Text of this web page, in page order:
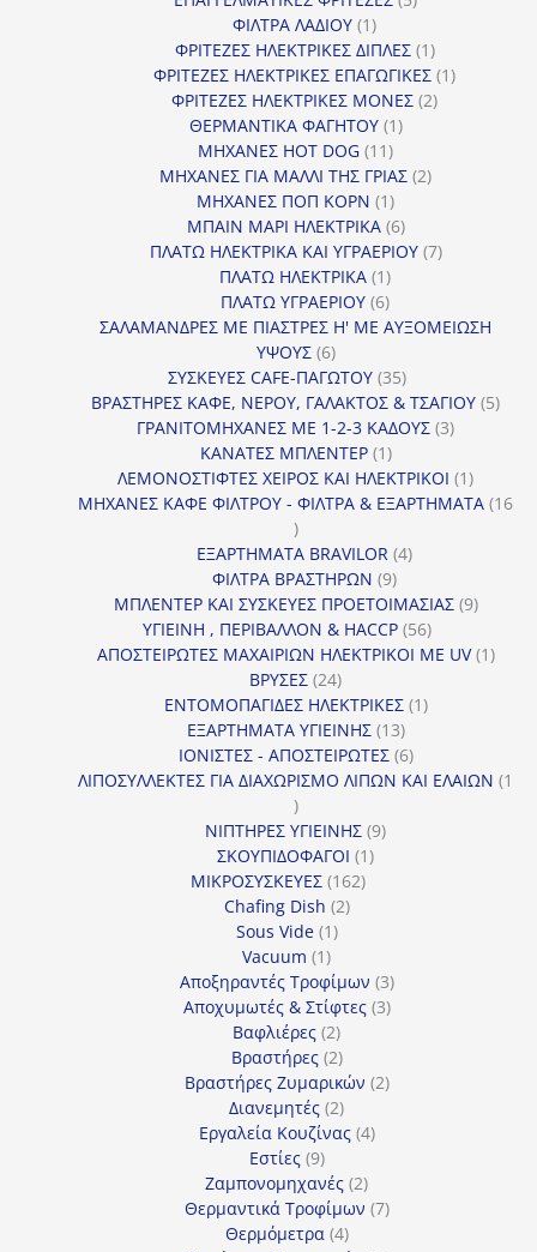
ΦΙΛΤΡΑ ΛΑΔΙΟΥ 11
προϊόν
ΦΡΙΤΕΖΕΣ ΗΛΕΚΤΡΙΚΕΣ ΔΙΠΛΕΣ 11
προϊόν
ΦΡΙΤΕΖΕΣ ΗΛΕΚΤΡΙΚΕΣ ΕΠΑΓΩΓΙΚΕΣ 11
ΦΡΙΤΕΖΕΣ ΗΛΕΚΤΡΙΚΕΣ ΜΟΝΕΣ 22
ΘΕΡΜΑΝΤΙΚΑ ΦΑΓΗΤΟΥ 11
ΜΗΧΑΝΕΣ HOT DOG 1111
προϊόντα
ΜΗΧΑΝΕΣ ΓΙΑ ΜΑΛΛΙ ΤΗΣ ΓΡΙΑΣ 22
ΜΗΧΑΝΕΣ ΠΟΠ ΚΟΡΝ 11
προϊόν
ΜΠΑΙΝ ΜΑΡΙ ΗΛΕΚΤΡΙΚΑ 66
προϊόντα
ΠΛΑΤΩ ΗΛΕΚΤΡΙΚΑ ΚΑΙ ΥΓΡΑΕΡΙΟΥ 77
ΠΛΑΤΩ ΗΛΕΚΤΡΙΚΑ 11
προϊόν
ΠΛΑΤΩ ΥΓΡΑΕΡΙΟΥ 66
προϊόντα
ΣΑΛΑΜΑΝΔΡΕΣ ΜΕ ΠΙΑΣΤΡΕΣ Η' ΜΕ ΑΥΞΟΜΕΙΩΣΗ
ΥΨΟΥΣ 66
προϊόντα
ΣΥΣΚΕΥΕΣ CAFE-ΠΑΓΩΤΟΥ 3535
προϊόντα
ΒΡΑΣΤΗΡΕΣ ΚΑΦΕ, ΝΕΡΟΥ, ΓΑΛΑΚΤΟΣ & ΤΣΑΓΙΟΥ 55
ΓΡΑΝΙΤΟΜΗΧΑΝΕΣ ΜΕ 1-2-3 ΚΑΔΟΥΣ 33
ΚΑΝΑΤΕΣ ΜΠΛΕΝΤΕΡ 11
προϊόν
ΛΕΜΟΝΟΣΤΙΦΤΕΣ ΧΕΙΡΟΣ ΚΑΙ ΗΛΕΚΤΡΙΚΟΙ 11
προϊόν
ΜΗΧΑΝΕΣ ΚΑΦΕ ΦΙΛΤΡΟΥ - ΦΙΛΤΡΑ & ΕΞΑΡΤΗΜΑΤΑ 16
16
προϊόντα
ΕΞΑΡΤΗΜΑΤΑ BRAVILOR 44
ΦΙΛΤΡΑ ΒΡΑΣΤΗΡΩΝ 99
προϊόντα
ΜΠΛΕΝΤΕΡ ΚΑΙ ΣΥΣΚΕΥΕΣ ΠΡΟΕΤΟΙΜΑΣΙΑΣ 99
ΥΓΙΕΙΝΗ , ΠΕΡΙΒΑΛΛΟΝ & HACCP 5656
προϊόντα
ΑΠΟΣΤΕΙΡΩΤΕΣ ΜΑΧΑΙΡΙΩΝ ΗΛΕΚΤΡΙΚΟΙ ΜΕ UV 11
ΒΡΥΣΕΣ 2424
προϊόντα
ΕΝΤΟΜΟΠΑΓΙΔΕΣ ΗΛΕΚΤΡΙΚΕΣ 11
ΕΞΑΡΤΗΜΑΤΑ ΥΓΙΕΙΝΗΣ 1313
προϊόντα
ΙΟΝΙΣΤΕΣ - ΑΠΟΣΤΕΙΡΩΤΕΣ 66
προϊόντα
ΛΙΠΟΣΥΛΛΕΚΤΕΣ ΓΙΑ ΔΙΑΧΩΡΙΣΜΟ ΛΙΠΩΝ ΚΑΙ ΕΛΑΙΩΝ 1
1
προϊόν
ΝΙΠΤΗΡΕΣ ΥΓΙΕΙΝΗΣ 99
ΣΚΟΥΠΙΔΟΦΑΓΟΙ 11
ΜΙΚΡΟΣΥΣΚΕΥΕΣ 162162
Chafing Dish 22
Sous Vide 11
Vacuum 11
προϊόν
Αποξηραντές Τροφίμων 33
προϊόντα
Αποχυμωτές & Στίφτες 33
Βαφλιέρες 22
προϊόντα
Βραστήρες 22
προϊόντα
Βραστήρες Ζυμαρικών 22
Διανεμητές 22
προϊόντα
Εργαλεία Κουζίνας 44
Εστίες 99
προϊόντα
Ζαμπονομηχανές 22
προϊόντα
Θερμαντικά Τροφίμων 77
Θερμόμετρα 44